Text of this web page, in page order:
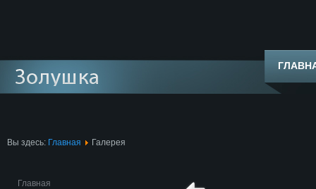
Вы здесь: Главная Галерея
Главная